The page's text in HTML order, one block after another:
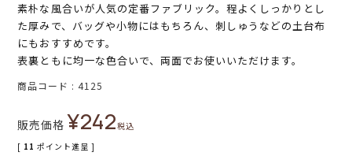
素朴な風合いが人気の定番ファブリック。程よくしっかりとし
た厚みで、バッグや小物にはもちろん、刺しゅうなどの土台布
にもおすすめです。
表裏ともに均一な色合いで、両面でお使いいただけます。
商品コード 4125
販売価格 ¥242税込
[ 11 ポイント進呈 ]